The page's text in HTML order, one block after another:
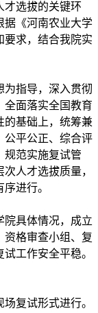
选拔的关键环
据《河南农业大学
要求，结合我院实
指导，深入贯彻
全面落实全国教育
的基础上，统筹兼
公平公正、综合评
规范实施复试管
人才选拔质量，
进行。
具体情况，成立
资格审查小组、复
工作安全平稳。
复试形式进行。